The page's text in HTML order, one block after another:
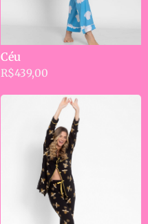
Céu
R$439,00